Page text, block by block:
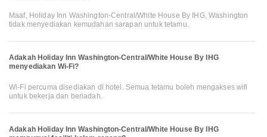
Maaf, Holiday Inn Washington-Central/White House By IHG, Washington
tidak menyediakan kemudahan sarapan untuk tetamu.
Adakah Holiday Inn Washington-Central/White House By IHG
menyediakan Wi-Fi?
Wi-Fi percuma disediakan di hotel. Semua tetamu boleh mengakses wifi
untuk bekerja dan beriadah.
Adakah Holiday Inn Washington-Central/White House By IHG